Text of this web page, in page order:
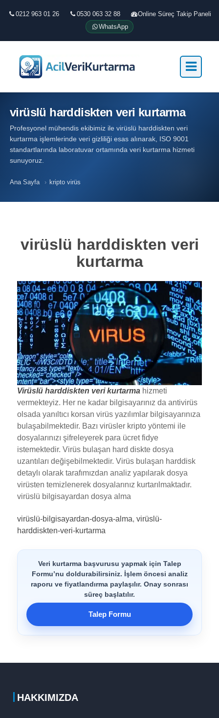
0212 963 01 26 0530 063 32 88
Online Süreç Takip Paneli
WhatsApp
virüslü harddiskten veri kurtarma
Profesyonel mühendis ekibimiz ile virüslü harddiskten veri
kurtarma işlemlerinde veri gizliliği esas alınarak, ISO 9001
standartlarında laboratuvar ortamında veri kurtarma hizmeti
sunuyoruz.
Ana Sayfa › kripto virüs
virüslü harddiskten veri
kurtarma
Virüslü harddiskten veri kurtarma hizmeti
vermekteyiz. Her ne kadar bilgisayarınız da antivirüs
olsada yanıltıcı korsan virüs yazılımlar bilgisayarınıza
bulaşabilmektedir. Bazı virüsler kripto yöntemi ile
dosyalarınızı şifreleyerek para ücret fidye
istemektedir. Virüs bulaşan hard diskte dosya
uzantıları değişebilmektedir. Virüs bulaşan harddisk
detaylı olarak tarafımızdan analiz yapılarak dosya
virüsten temizlenerek dosyalarınız kurtarılmaktadır.
virüslü bilgisayardan dosya alma
virüslü-bilgisayardan-dosya-alma, virüslü-
harddiskten-veri-kurtarma
Veri kurtarma başvurusu yapmak için Talep
Formu’nu doldurabilirsiniz. İşlem öncesi analiz
raporu ve fiyatlandırma paylaşılır. Onay sonrası
süreç başlatılır.
Talep Formu
HAKKIMIZDA